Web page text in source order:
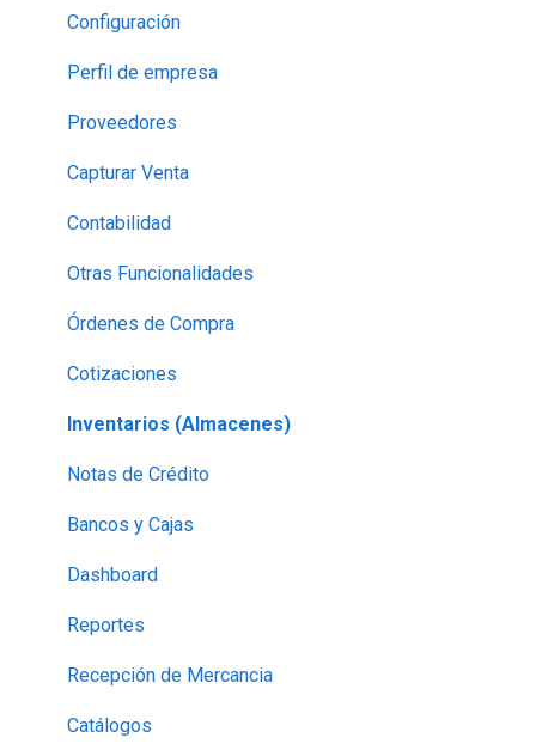
Soporte-Errores
Contabilidad, Finanzas y nóminas
Ventas
2.-Carga de información básica
3.- Producción
4.- Ventas
5.- Gastos, Compras e Inventario
6.- Créditos
7.-Finanzas
8.-Reportes
9.-Nómina
10.-Contabilidad
11.-Impresoras
Configuración
Perfil de empresa
Proveedores
Capturar Venta
Contabilidad
Otras Funcionalidades
Órdenes de Compra
Cotizaciones
Inventarios (Almacenes)
Notas de Crédito
Bancos y Cajas
Dashboard
Reportes
Recepción de Mercancia
Catálogos